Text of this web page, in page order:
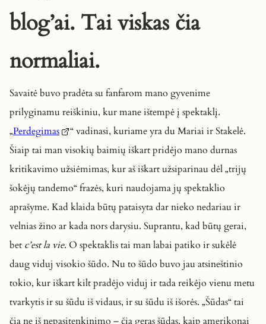
blog’ai. Tai viskas čia
normaliai.
Savaitė buvo pradėta su fanfarom mano gyvenime
prilyginamu reiškiniu, kur mane ištempė į spektaklį.
„Perdegimas
“ vadinasi, kuriame yra du Mariai ir Stakelė.
Šiaip tai man visokių baimių iškart pridėjo mano durnas
kritikavimo užsiėmimas, kur aš iškart užsiparinau dėl „trijų
šokėjų tandemo“ frazės, kuri naudojama jų spektaklio
aprašyme. Kad klaida būtų pataisyta dar nieko nedariau ir
velnias žino ar kada nors darysiu. Suprantu, kad būtų gerai,
bet c’est la vie. O spektaklis tai man labai patiko ir sukėlė
daug viduj visokio šūdo. Nu to šūdo buvo jau atsineštinio
tokio, kur iškart kilt pradėjo viduj ir tada reikėjo vienu metu
tvarkytis ir su šūdu iš vidaus, ir su šūdu iš išorės. „Šūdas“ tai
čia ne iš nepasitenkinimo – čia geras šūdas, kaip amerikonai